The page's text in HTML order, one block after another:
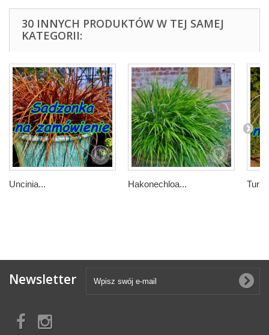
30 INNYCH PRODUKTÓW W TEJ SAMEJ
KATEGORII:
Uncinia... Hakonechloa...
Newsletter